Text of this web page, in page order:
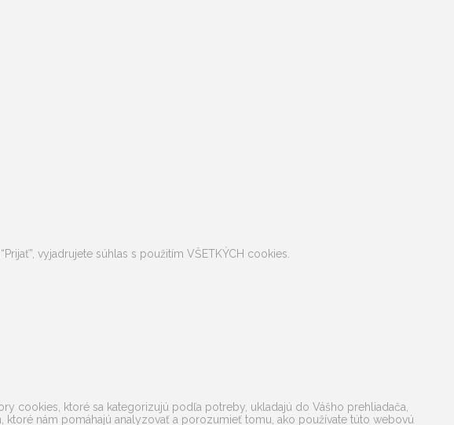
vyjadrujete súhlas s použitím VŠETKÝCH cookies.
cookies, ktoré sa kategorizujú podľa potreby, ukladajú do Vášho prehliadača,
nám pomáhajú analyzovať a porozumieť tomu, ako používate túto webovú